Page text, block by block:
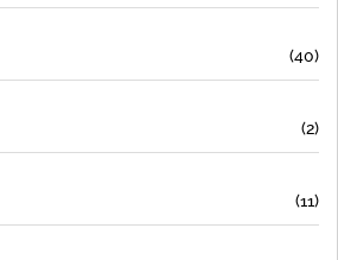
(40)
(2)
(11)